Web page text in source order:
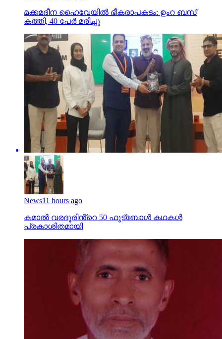
മക്കമദീന ഹൈവേയില്‍ ഭീകരാപകടം: ഉംറ ബസ്
കത്തി, 40 പേര്‍ മരിച്ചു
News11 hours ago
കമാൽ വരദൂരിൻ്റെ 50 ഫുട്ബോൾ കഥകൾ
പ്രകാശിതമായി